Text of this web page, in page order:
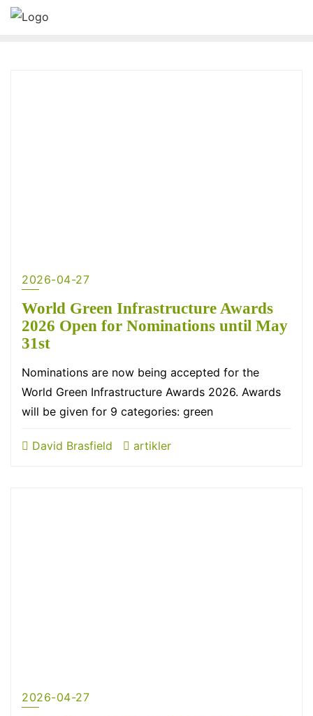
2026-04-27
World Green Infrastructure Awards
2026 Open for Nominations until May
31st
Nominations are now being accepted for the
World Green Infrastructure Awards 2026. Awards
will be given for 9 categories: green
David Brasfield artikler
2026-04-27